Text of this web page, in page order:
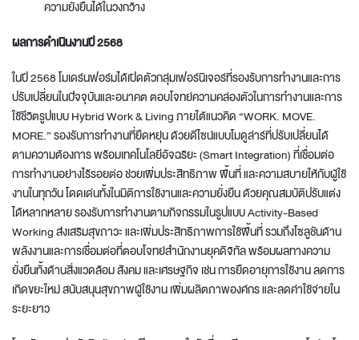
ความยั่งยืนได้ในวงกว้าง
ผลการดำเนินงานปี2568
ในปี 2568 โมเดร์นฟอร์มได้เปิดตัวกลุ่มเฟอร์นิเจอร์ที่รองรับการทำงานและการ
ปรับเปลี่ยนในปัจจุบันและอนาคต ตอบโจทย์ความคล่องตัวในการทำงานและการ
ใช้ชีวิตรูปแบบ Hybrid Work & Living ภายใต้แนวคิด “WORK. MOVE.
MORE.” รองรับการทำงานที่ยืดหยุ่น ด้วยดีไซน์แบบโมดูล่าร์ที่ปรับเปลี่ยนได้
ตามความต้องการ พร้อมเทคโนโลยีอัจฉริยะ (Smart Integration) ที่เชื่อมต่อ
การทำงานอย่างไร้รอยต่อ ช่วยเพิ่มประสิทธิภาพ พื้นที่ และความสบายให้กับผู้ใช้
งานในทุกวัน โดดเด่นทั้งในมิติการใช้งานและความยั่งยืน ด้วยคุณสมบัติปรับแต่ง
ได้หลากหลาย รองรับการทำงานตามกิจกรรมในรูปแบบ Activity-Based
Working ส่งเสริมสุขภาวะ และเพิ่มประสิทธิภาพการใช้พื้นที่ รวมถึงโซลูชันด้าน
พลังงานและการเชื่อมต่อที่ตอบโจทย์สำนักงานยุคดิจิทัล พร้อมผลทางความ
ยั่งยืนทั้งด้านสิ่งแวดล้อม สังคม และเศรษฐกิจ เช่น การยืดอายุการใช้งาน ลดการ
เกิดขยะใหม่ สนับสนุนสุขภาพผู้ใช้งาน เพิ่มผลิตภาพองค์กร และลดค่าใช้จ่ายใน
ระยะยาว